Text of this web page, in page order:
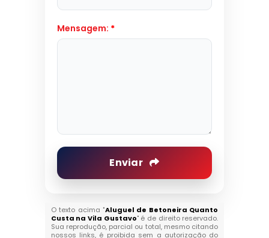
Mensagem: *
Enviar
O texto acima "Aluguel de Betoneira Quanto
Custa na Vila Gustavo" é de direito reservado.
Sua reprodução, parcial ou total, mesmo citando
nossos links, é proibida sem a autorização do